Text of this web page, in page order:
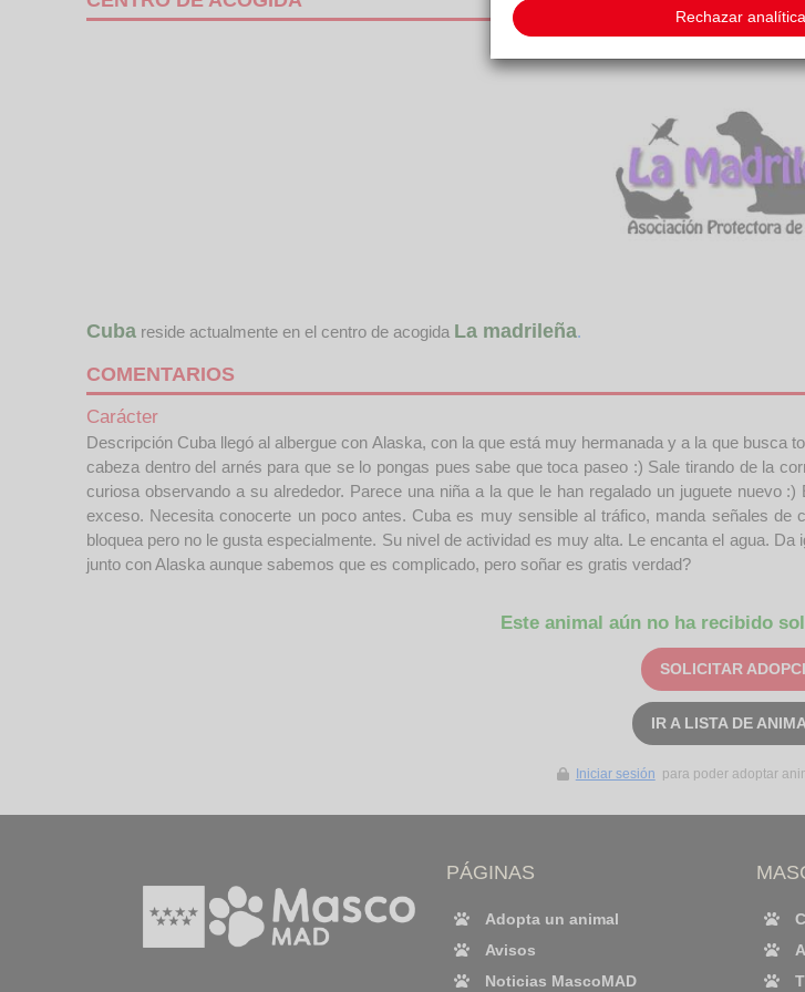
Cuba reside actualmente en el centro de acogida La madrileña.
COMENTARIOS
Carácter
Descripción Cuba llegó al albergue con Alaska, con la que está muy hermanada y a la que busca
cabeza dentro del arnés para que se lo pongas pues sabe que toca paseo :) Sale tirando de la
curiosa observando a su alrededor. Parece una niña a la que le han regalado un juguete nuevo
exceso. Necesita conocerte un poco antes. Cuba es muy sensible al tráfico, manda señales
bloquea pero no le gusta especialmente. Su nivel de actividad es muy alta. Le encanta el agua.
junto con Alaska aunque sabemos que es complicado, pero soñar es gratis verdad?
Este animal aún no ha recibido
SOLICITAR
IR A LISTA DE
Iniciar sesión para poder adoptar
PÁGINAS
Adopta un animal
Avisos
Noticias MascoMAD
Rechazar